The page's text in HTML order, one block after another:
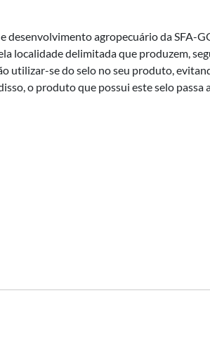
agropecuário da SFA-
localidade delimitada que produzem,
utilizar-se do selo no seu produto,
o produto que possui este selo